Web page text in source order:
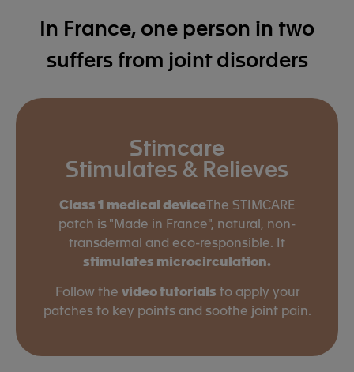
In France, one person in two
suffers from joint disorders
Stimcare
Stimulates & Relieves
Class 1 medical deviceThe STIMCARE
patch is "Made in France", natural, non-
transdermal and eco-responsible. It
stimulates microcirculation.
Follow the video tutorials to apply your
patches to key points and soothe joint pain.